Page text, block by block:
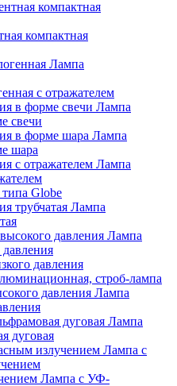
компактная
Лампа
с отражателем
Лампа
свечи
Лампа
шара
Лампа
Globe
Лампа
Лампа
давления
давления
строб-лампа
Лампа
Лампа
дуговая
Лампа с
Лампа с УФ-